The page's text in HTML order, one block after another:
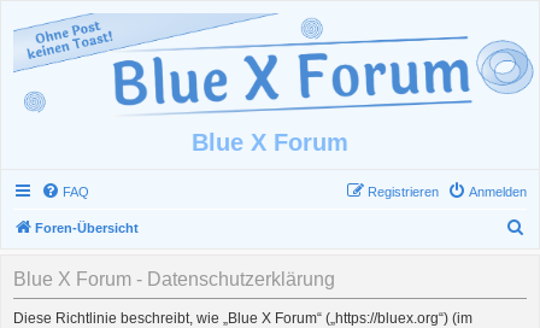
Blue X Forum
FAQ Anmelden
Registrieren
Foren-Übersicht
Blue X Forum - Datenschutzerklärung
Diese Richtlinie beschreibt, wie „Blue X Forum“ („https://bluex.org“) (im